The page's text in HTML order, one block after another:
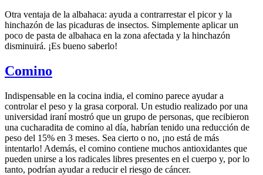
Otra ventaja de la albahaca: ayuda a contrarrestar el picor y la
hinchazón de las picaduras de insectos. Simplemente aplicar un
poco de pasta de albahaca en la zona afectada y la hinchazón
disminuirá. ¡Es bueno saberlo!
Comino
Indispensable en la cocina india, el comino parece ayudar a
controlar el peso y la grasa corporal. Un estudio realizado por una
universidad iraní mostró que un grupo de personas, que recibieron
una cucharadita de comino al día, habrían tenido una reducción de
peso del 15% en 3 meses. Sea cierto o no, ¡no está de más
intentarlo! Además, el comino contiene muchos antioxidantes que
pueden unirse a los radicales libres presentes en el cuerpo y, por lo
tanto, podrían ayudar a reducir el riesgo de cáncer.